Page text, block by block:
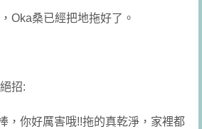
Oka桑已經把地拖好了。
招:
，你好厲害哦!!拖的真乾淨，家裡都